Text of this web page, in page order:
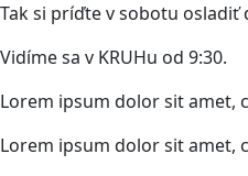
Tak si príďte v sobotu
Vidíme sa v KRUHu od 9:30.
Lorem ipsum dolor sit amet,
Lorem ipsum dolor sit amet,